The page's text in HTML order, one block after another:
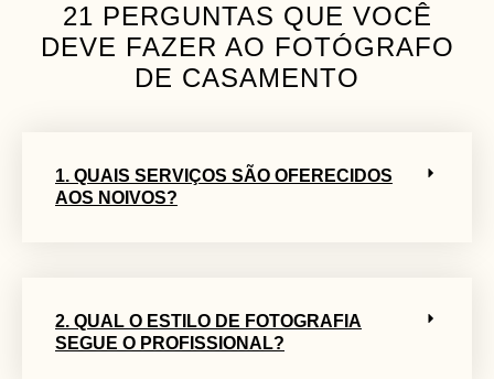
21 PERGUNTAS QUE VOCÊ
DEVE FAZER AO FOTÓGRAFO
DE CASAMENTO
1. QUAIS SERVIÇOS SÃO OFERECIDOS
AOS NOIVOS?
2. QUAL O ESTILO DE FOTOGRAFIA
SEGUE O PROFISSIONAL?